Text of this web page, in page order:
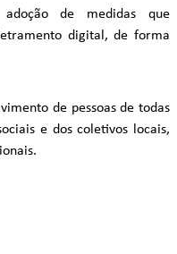
de medidas que
digital, de forma
de pessoas de todas
e dos coletivos locais,